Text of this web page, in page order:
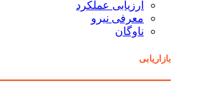
ارزیابی عملکرد
معرفی نیرو
ناوگان
بازاریابی